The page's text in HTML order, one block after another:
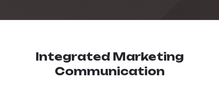
Integrated Marketing
Communication